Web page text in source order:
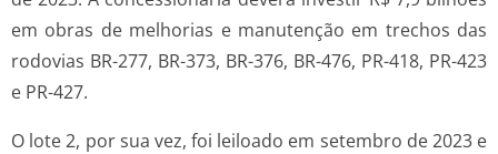
em obras de melhorias e manutenção em trechos das
rodovias BR-277, BR-373, BR-376, BR-476, PR-418, PR-423
e PR-427.
O lote 2, por sua vez, foi leiloado em setembro de 2023 e